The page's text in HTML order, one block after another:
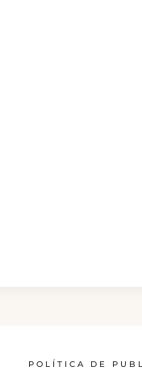
POLÍTICA DE